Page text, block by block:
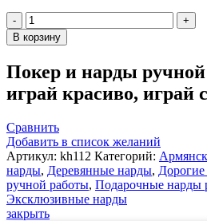
Количество
товара
Шахматы
Нарды
резные
40,
В корзину
Покер и нарды
играй красиво, играй
Сравнить
Добавить в список желаний
Артикул: kh112 Категорий:
нарды, Деревянные нарды,
ручной работы, Подарочные нарды
Эксклюзивные нарды
закрыть